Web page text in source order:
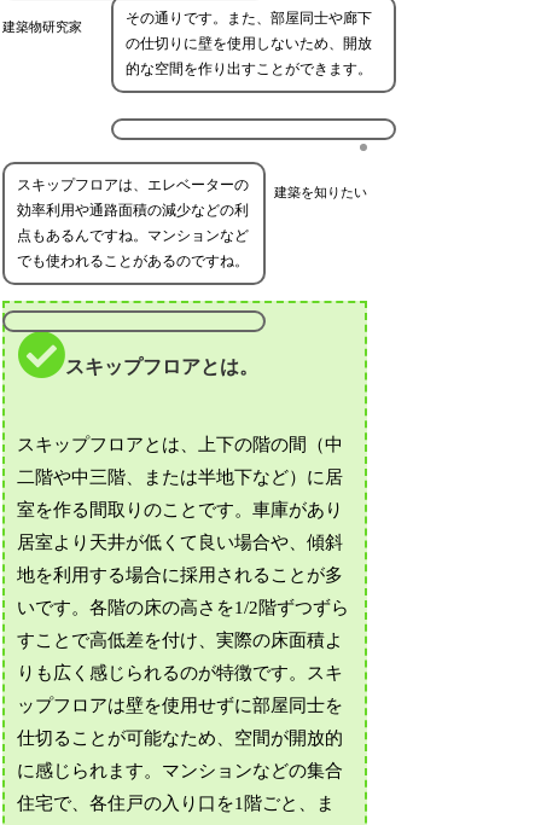
建築物研究家
その通りです。また、部屋同士や廊下
の仕切りに壁を使用しないため、開放
的な空間を作り出すことができます。
建築を知りたい
スキップフロアは、エレベーターの
効率利用や通路面積の減少などの利
点もあるんですね。マンションなど
でも使われることがあるのですね。
スキップフロアとは。
スキップフロアとは、上下の階の間（中
二階や中三階、または半地下など）に居
室を作る間取りのことです。車庫があり
居室より天井が低くて良い場合や、傾斜
地を利用する場合に採用されることが多
いです。各階の床の高さを1/2階ずつずら
すことで高低差を付け、実際の床面積よ
りも広く感じられるのが特徴です。スキ
ップフロアは壁を使用せずに部屋同士を
仕切ることが可能なため、空間が開放的
に感じられます。マンションなどの集合
住宅で、各住戸の入り口を1階ごと、ま